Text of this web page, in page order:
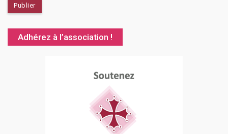
Adhérez à l’association !